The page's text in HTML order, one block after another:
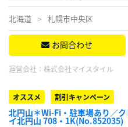
北海道 札幌市中央区
お問合わせ
運営会社： 株式会社マイスタイル
オススメ 割引キャンペーン
北円山＊Wi-Fi・駐車場あり／
イ北円山 708・1K(No.852035)